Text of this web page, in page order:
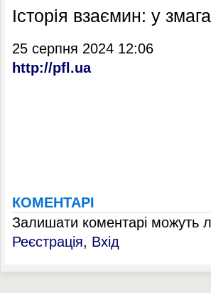
Історія взаємин: у
25 серпня 2024 12:06
http://pfl.ua
КОМЕНТАРІ
Залишати коментарі можуть
Реєстрація, Вхід